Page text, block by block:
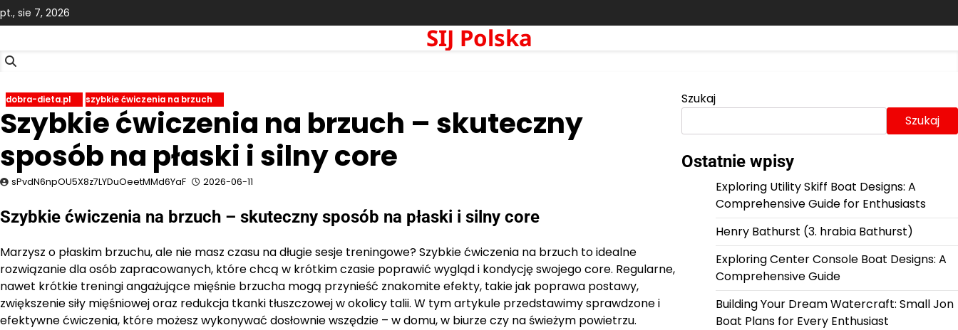
Skip
to
pt., sie 7, 2026
SIJ Polska
dobra-dieta.pl szybkie ćwiczenia na brzuch
Szybkie ćwiczenia na brzuch – skuteczny
sposób na płaski i silny core
sPvdN6npOU5X8z7LYDuOeetMMd6YaF 2026-06-11
Szybkie ćwiczenia na brzuch – skuteczny sposób na płaski i silny core
Marzysz o płaskim brzuchu, ale nie masz czasu na długie sesje treningowe? Szybkie ćwiczenia na brzuch to idealne
rozwiązanie dla osób zapracowanych, które chcą w krótkim czasie poprawić wygląd i kondycję swojego core. Regularne,
nawet krótkie treningi angażujące mięśnie brzucha mogą przynieść znakomite efekty, takie jak poprawa postawy,
zwiększenie siły mięśniowej oraz redukcja tkanki tłuszczowej w okolicy talii. W tym artykule przedstawimy sprawdzone i
efektywne ćwiczenia, które możesz wykonywać dosłownie wszędzie – w domu, w biurze czy na świeżym powietrzu.
Szukaj
Szukaj
Ostatnie wpisy
Exploring Utility Skiff Boat Designs: A
Comprehensive Guide for Enthusiasts
Henry Bathurst (3. hrabia Bathurst)
Exploring Center Console Boat Designs: A
Comprehensive Guide
Building Your Dream Watercraft: Small Jon
Boat Plans for Every Enthusiast